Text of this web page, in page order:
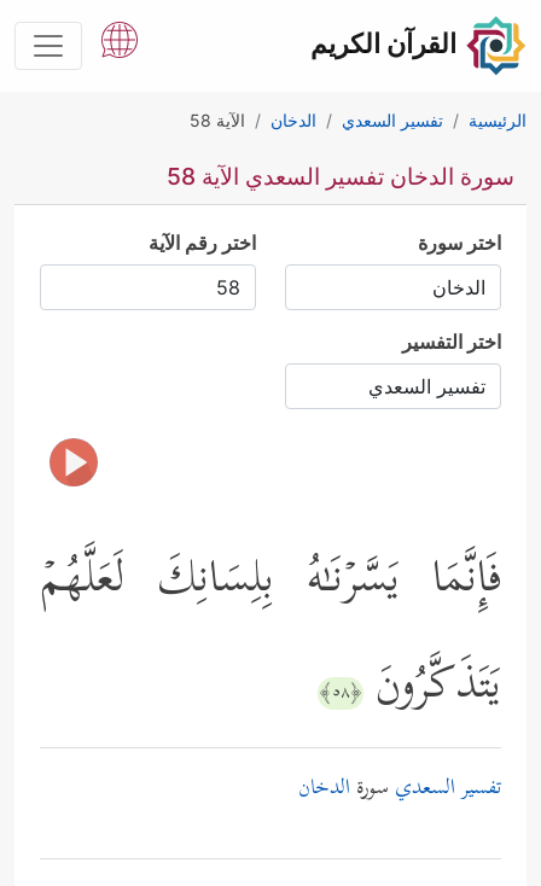
القرآن الكريم
الرئيسية تفسير السعدي الدخان الآية 58
سورة الدخان تفسير السعدي الآية 58
اختر سورة اختر رقم الآية
اختر التفسير
فَإِنَّمَا یَسَّرۡنَـٰهُ بِلِسَانِكَ لَعَلَّهُمۡ
یَتَذَكَّرُونَ ﴿٥٨﴾
تفسير السعدي سورة الدخان